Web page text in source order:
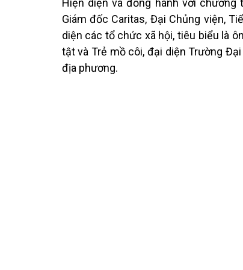
Hiện diện và đồng hành với chương
Giám đốc Caritas, Đại Chủng viện,
diện các tổ chức xã hội, tiêu biểu là
tật và Trẻ mồ côi, đại diện Trường
địa phương.